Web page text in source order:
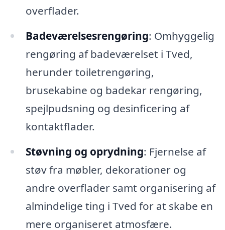
overflader.
Badeværelsesrengøring: Omhyggelig
rengøring af badeværelset i Tved,
herunder toiletrengøring,
brusekabine og badekar rengøring,
spejlpudsning og desinficering af
kontaktflader.
Støvning og oprydning: Fjernelse af
støv fra møbler, dekorationer og
andre overflader samt organisering af
almindelige ting i Tved for at skabe en
mere organiseret atmosfære.